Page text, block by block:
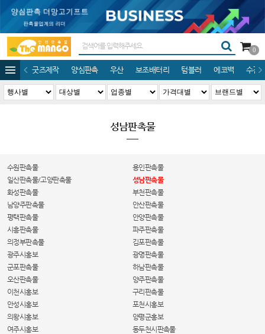
0
굿즈제작 양심판촉 우산 보조배터리 텀블러 에코백 수건/
성남판촉물
수원판촉물
용인판촉물
일산판촉물/고양판촉물
성남판촉물
화성판촉물
부천판촉물
남양주판촉물
안산판촉물
평택판촉물
안양판촉물
시흥판촉물
파주판촉물
의정부판촉물
김포판촉물
광주시홍보
광명판촉물
군포판촉물
하남판촉물
오산판촉물
양주판촉물
이천시홍보
구리판촉물
안성시홍보
포천시홍보
의왕시홍보
양평군홍보
여주시홍보
동두천시판촉물